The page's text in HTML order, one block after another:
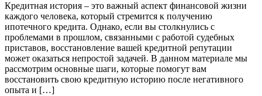
Кредитная история – это важный аспект финансовой жизни
каждого человека, который стремится к получению
ипотечного кредита. Однако, если вы столкнулись с
проблемами в прошлом, связанными с работой судебных
приставов, восстановление вашей кредитной репутации
может оказаться непростой задачей. В данном материале мы
рассмотрим основные шаги, которые помогут вам
восстановить свою кредитную историю после негативного
опыта и […]